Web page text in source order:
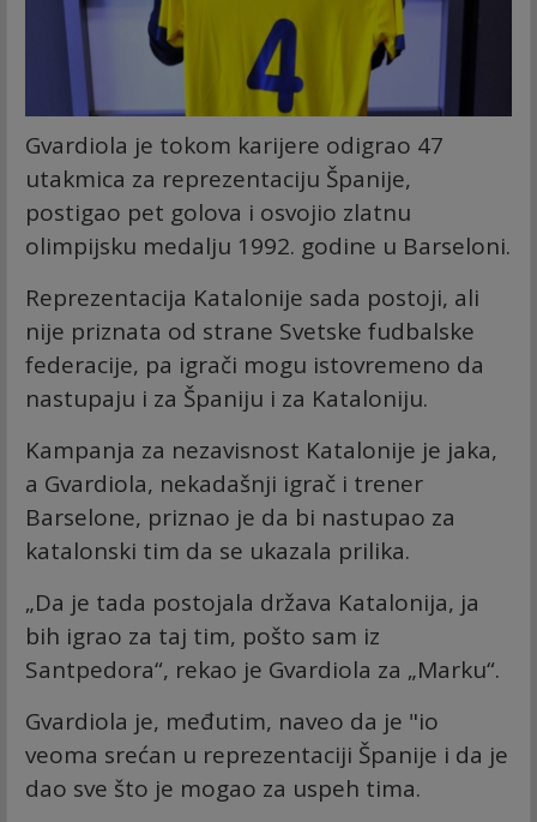
Gvardiola je tokom karijere odigrao 47
utakmica za reprezentaciju Španije,
postigao pet golova i osvojio zlatnu
olimpijsku medalju 1992. godine u Barseloni.
Reprezentacija Katalonije sada postoji, ali
nije priznata od strane Svetske fudbalske
federacije, pa igrači mogu istovremeno da
nastupaju i za Španiju i za Kataloniju.
Kampanja za nezavisnost Katalonije je jaka,
a Gvardiola, nekadašnji igrač i trener
Barselone, priznao je da bi nastupao za
katalonski tim da se ukazala prilika.
„Da je tada postojala država Katalonija, ja
bih igrao za taj tim, pošto sam iz
Santpedora“, rekao je Gvardiola za „Marku“.
Gvardiola je, međutim, naveo da je "io
veoma srećan u reprezentaciji Španije i da je
dao sve što je mogao za uspeh tima.